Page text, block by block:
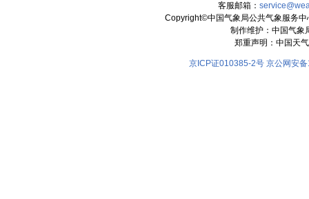
客服邮箱：
Copyright©中国气象局公共气象服务
制作维护：中国气象
郑重声明：中国天
京ICP证010385-2号 京公网安